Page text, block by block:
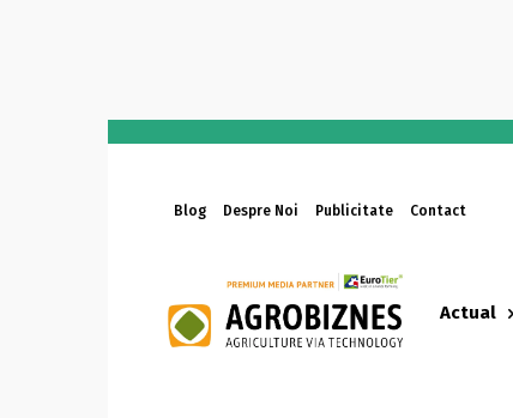
Blog Despre Noi Publicitate Contact
Actual